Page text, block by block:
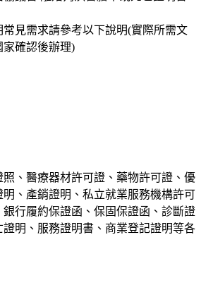
見需求請參考以下說明(實際所需文
確認後辦理)
、醫療器材許可證、藥物許可證、優
明、產銷證明、私立就業服務機構許可
行履約保證函、保固保證函、診斷證
明、服務證明書、商業登記證明等各